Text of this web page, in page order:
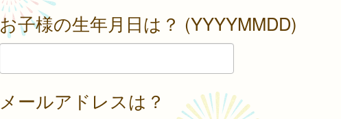
お子様の生年月日は？ (YYYYMMDD)
メールアドレスは？